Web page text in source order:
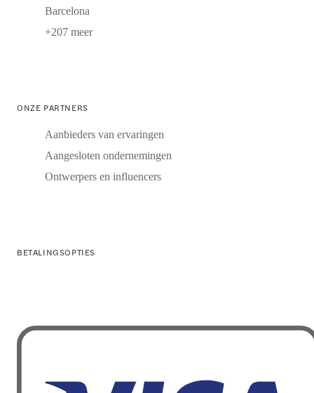
Barcelona
+207 meer
ONZE PARTNERS
Aanbieders van ervaringen
Aangesloten ondernemingen
Ontwerpers en influencers
BETALINGSOPTIES